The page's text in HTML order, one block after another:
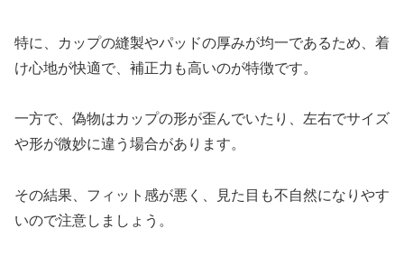
特に、カップの縫製やパッドの厚みが均一であるため、着
け心地が快適で、補正力も高いのが特徴です。
一方で、偽物はカップの形が歪んでいたり、左右でサイズ
や形が微妙に違う場合があります。
その結果、フィット感が悪く、見た目も不自然になりやす
いので注意しましょう。